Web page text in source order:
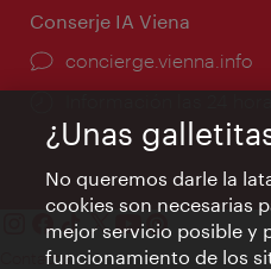
Conserje IA Viena
concierge.vienna.info
Contacto
¿Unas
No queremos darle la
cookies son necesarias
mejor servicio posible y
funcionamiento de los